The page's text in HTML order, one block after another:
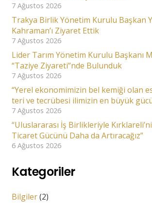
7 Ağustos 2026
Trakya Birlik Yönetim Kurulu Başkan
Kahraman’ı Ziyaret Ettik
7 Ağustos 2026
Lider Tarım Yönetim Kurulu Başkanı
“Taziye Ziyareti”nde Bulunduk
7 Ağustos 2026
“Yerel ekonomimizin bel kemiği olan
teri ve tecrübesi ilimizin en büyük
7 Ağustos 2026
“Uluslararası İş Birlikleriyle
Ticaret Gücünü Daha da Artıracağız”
6 Ağustos 2026
Kategoriler
Bilgiler(2)